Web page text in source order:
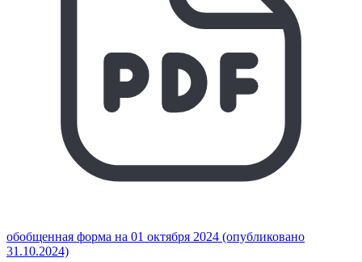
обобщенная форма на 01 октября 2024 (опубликовано
31.10.2024)